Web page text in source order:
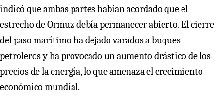
indicó que ambas partes habían acordado que el
estrecho de Ormuz debía permanecer abierto. El cierre
del paso marítimo ha dejado varados a buques
petroleros y ha provocado un aumento drástico de los
precios de la energía, lo que amenaza el crecimiento
económico mundial.